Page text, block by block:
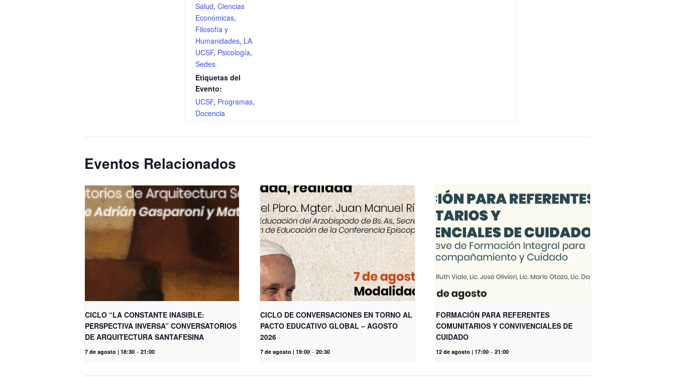
Salud, Ciencias
Económicas,
Filosofía y
Humanidades, LA
UCSF, Psicología,
Sedes
Etiquetas del
Evento:
UCSF, Programas,
Docencia
Eventos Relacionados
CICLO “LA CONSTANTE INASIBLE:
PERSPECTIVA INVERSA” CONVERSATORIOS
DE ARQUITECTURA SANTAFESINA
7 de agosto | 18:30 - 21:00
CICLO DE CONVERSACIONES EN TORNO AL
PACTO EDUCATIVO GLOBAL – AGOSTO
2026
7 de agosto | 19:00 - 20:30
FORMACIÓN PARA REFERENTES
COMUNITARIOS Y CONVIVENCIALES DE
CUIDADO
12 de agosto | 17:00 - 21:00